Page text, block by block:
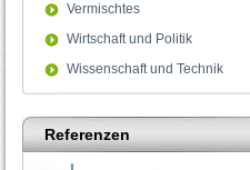
Vermischtes
Wirtschaft und Politik
Wissenschaft und Technik
Referenzen